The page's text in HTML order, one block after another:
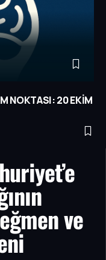
NOKTASI: 20 EKİM
ve